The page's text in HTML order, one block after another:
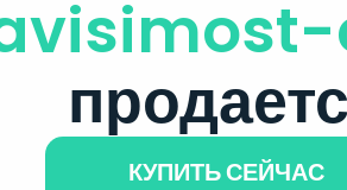
КУПИТЬ СЕЙЧАС